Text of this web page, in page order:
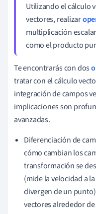
Utilizando el cálculo
vectores, realizar
multiplicación
como el producto
Te encontrarás con dos
tratar con el cálculo
integración de campos
implicaciones son
avanzadas.
Diferenciación de
cómo cambian los
transformación se
(mide la velocidad a
divergen de un
vectores alrededor